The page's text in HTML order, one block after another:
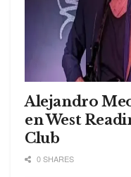
Alejandro
en West
Club
0 SHARES